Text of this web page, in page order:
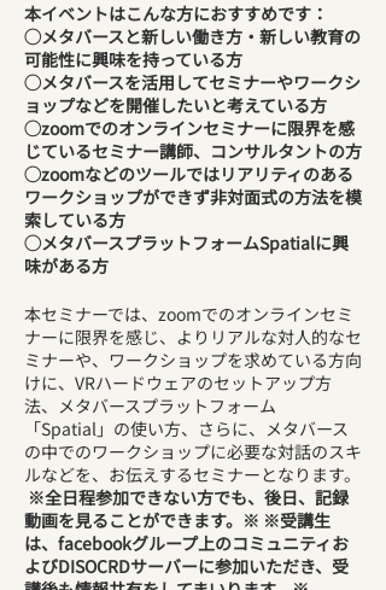
本イベントはこんな方におすすめです：
◯メタバースと新しい働き方・新しい教育の
可能性に興味を持っている方
◯メタバースを活用してセミナーやワークシ
ョップなどを開催したいと考えている方
◯zoomでのオンラインセミナーに限界を感
じているセミナー講師、コンサルタントの方
◯zoomなどのツールではリアリティのある
ワークショップができず非対面式の方法を模
索している方
◯メタバースプラットフォームSpatialに興
味がある方
本セミナーでは、zoomでのオンラインセミ
ナーに限界を感じ、よりリアルな対人的なセ
ミナーや、ワークショップを求めている方向
けに、VRハードウェアのセットアップ方
法、メタバースプラットフォーム
「Spatial」の使い方、さらに、メタバース
の中でのワークショップに必要な対話のスキ
ルなどを、お伝えするセミナーとなります。
※全日程参加できない方でも、後日、記録
動画を見ることができます。※ ※受講生
は、facebookグループ上のコミュニティお
よびDISOCRDサーバーに参加いただき、受